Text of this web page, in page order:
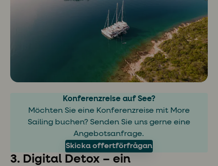
Konferenzreise auf See?
Möchten Sie eine Konferenzreise mit More
Sailing buchen? Senden Sie uns gerne eine
Angebotsanfrage.
Skicka offertförfrågan
3. Digital Detox – ein